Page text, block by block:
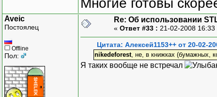
Многие готовы
Aveic
Постоялец
Offline
Пол:
Re: Об использовании
« Ответ #33 : 21-02-2008
Цитата: Алексей1153++ от 20-02-
nikedeforest, не, в книжках (бумажных,
Я таких вообще не встречал